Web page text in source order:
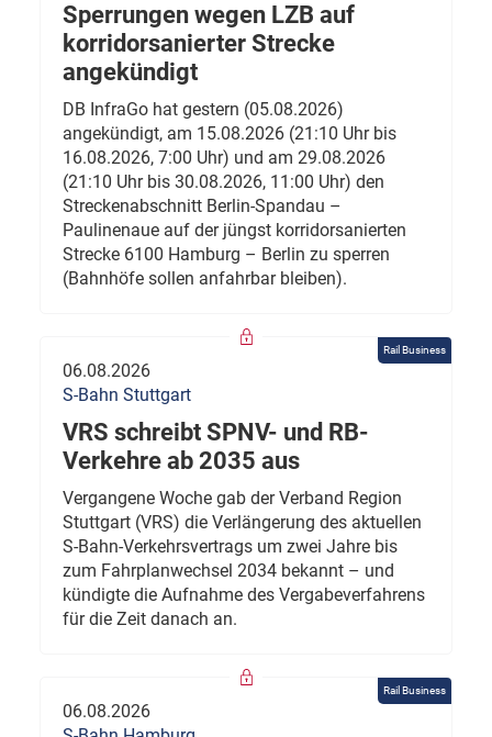
Sperrungen wegen LZB auf
korridorsanierter Strecke
angekündigt
DB InfraGo hat gestern (05.08.2026)
angekündigt, am 15.08.2026 (21:10 Uhr bis
16.08.2026, 7:00 Uhr) und am 29.08.2026
(21:10 Uhr bis 30.08.2026, 11:00 Uhr) den
Streckenabschnitt Berlin-Spandau –
Paulinenaue auf der jüngst korridorsanierten
Strecke 6100 Hamburg – Berlin zu sperren
(Bahnhöfe sollen anfahrbar bleiben).
Rail Business
06.08.2026
S-Bahn Stuttgart
VRS schreibt SPNV- und RB-
Verkehre ab 2035 aus
Vergangene Woche gab der Verband Region
Stuttgart (VRS) die Verlängerung des aktuellen
S-Bahn-Verkehrsvertrags um zwei Jahre bis
zum Fahrplanwechsel 2034 bekannt – und
kündigte die Aufnahme des Vergabeverfahrens
für die Zeit danach an.
Rail Business
06.08.2026